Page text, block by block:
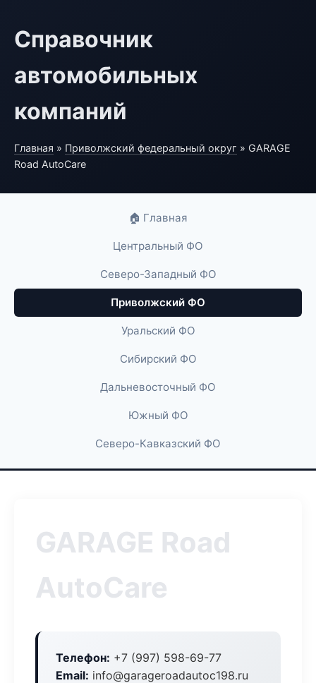
Справочник
автомобильных
компаний
Главная » Приволжский федеральный округ » GARAGE
Road AutoCare
🏠 Главная
Центральный ФО
Северо-Западный ФО
Приволжский ФО
Уральский ФО
Сибирский ФО
Дальневосточный ФО
Южный ФО
Северо-Кавказский ФО
GARAGE Road
AutoCare
Телефон: +7 (997) 598-69-77
Email: info@garageroadautoc198.ru